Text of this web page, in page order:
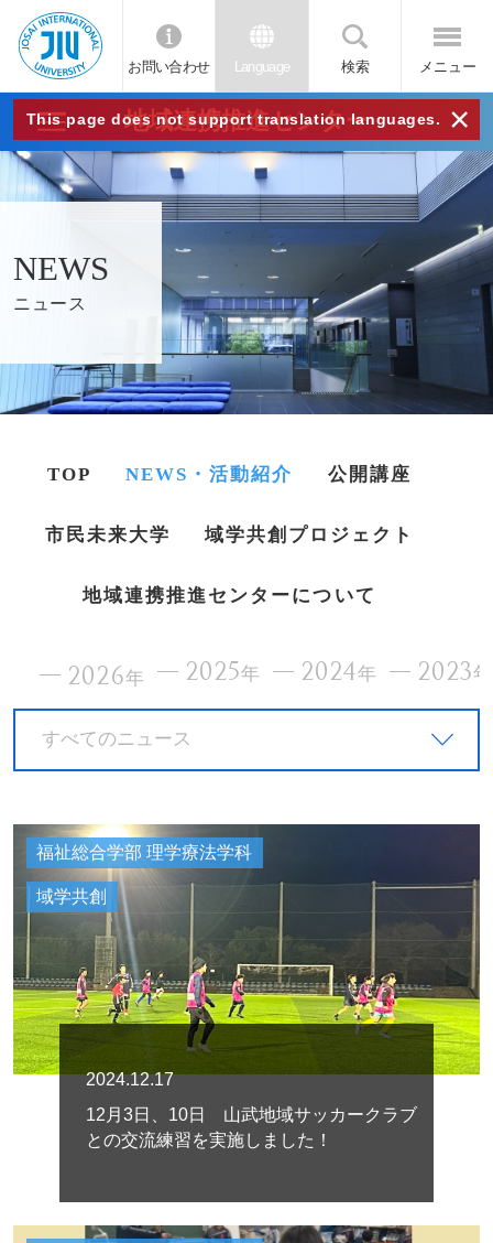
JIU
城西
大学
お問い合わせ Language 検索 メニュー
This page does not support translation languages. ×
地域連携推進センター
NEWS
ニュース
TOP NEWS・活動紹介 公開講座
市民未来大学 域学共創プロジェクト
地域連携推進センターについて
2026年 2025年 2024年 2023年
すべてのニュース
福祉総合学部 理学療法学科
域学共創
2024.12.17
12月3日、10日 山武地域サッカークラブ
との交流練習を実施しました！